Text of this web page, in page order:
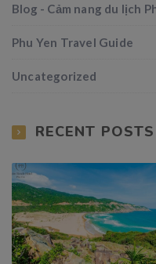
Blog - Cảm nang du lịch
Phu Yen Travel Guide
Uncategorized
RECENT POSTS